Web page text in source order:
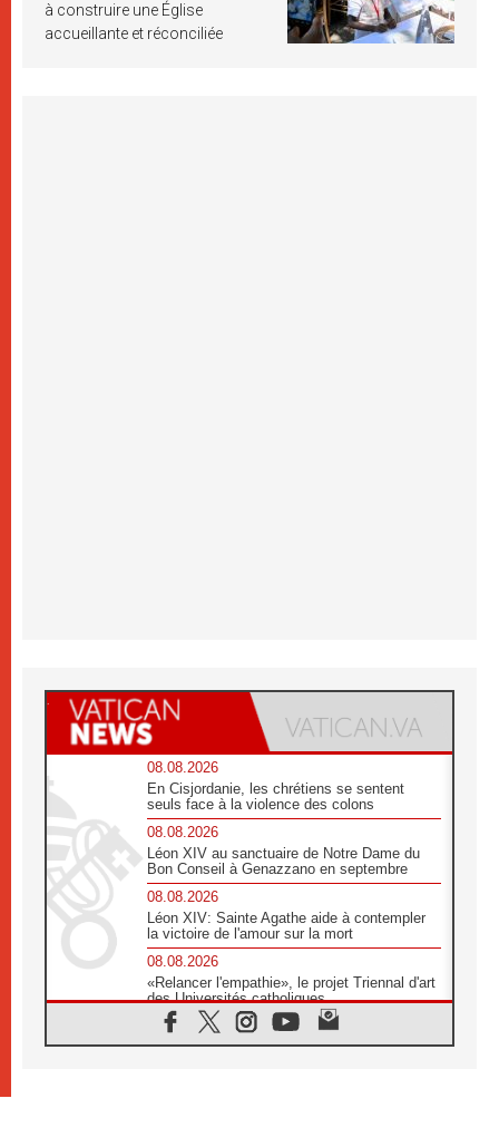
à construire une Église
accueillante et réconciliée
08.08.2026
En Cisjordanie, les chrétiens se sentent
seuls face à la violence des colons
08.08.2026
Léon XIV au sanctuaire de Notre Dame du
Bon Conseil à Genazzano en septembre
08.08.2026
Léon XIV: Sainte Agathe aide à contempler
la victoire de l'amour sur la mort
08.08.2026
«Relancer l'empathie», le projet Triennal d'art
des Universités catholiques
08.08.2026
Signis 2026, donner la parole aux religieuses